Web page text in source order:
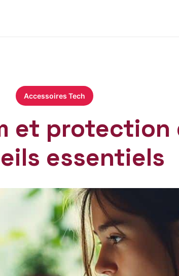
Accessoires Tech
et protection
essentiels